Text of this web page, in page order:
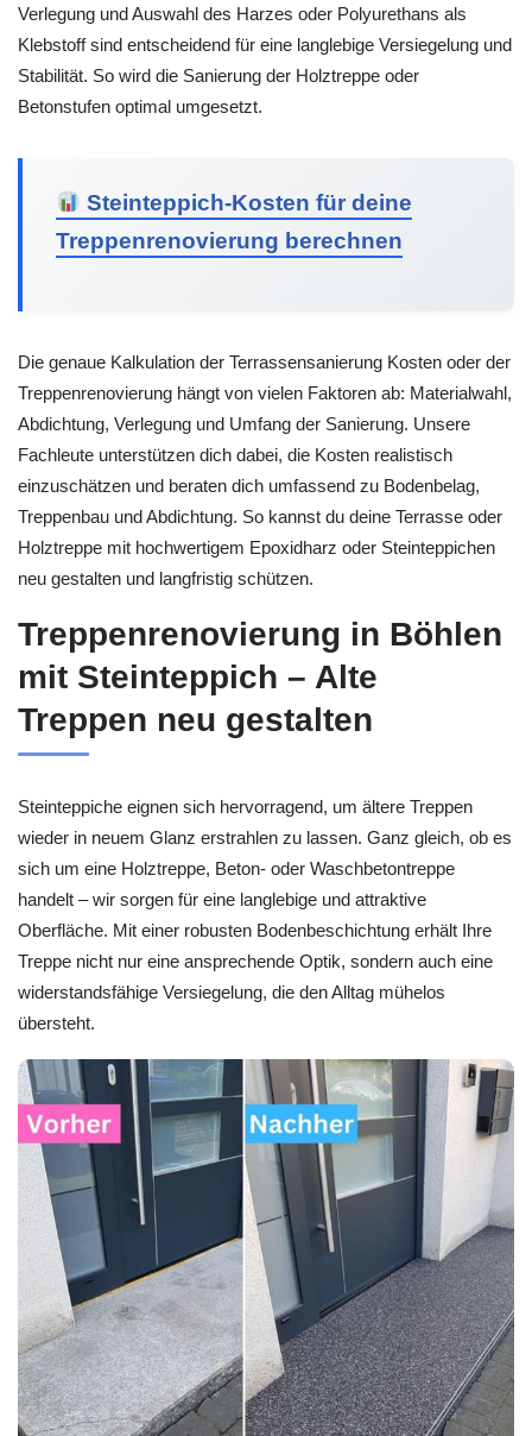
Verlegung und Auswahl des Harzes oder Polyurethans als
Klebstoff sind entscheidend für eine langlebige Versiegelung und
Stabilität. So wird die Sanierung der Holztreppe oder
Betonstufen optimal umgesetzt.
Steinteppich-Kosten für deine
Treppenrenovierung berechnen
Die genaue Kalkulation der Terrassensanierung Kosten oder der
Treppenrenovierung hängt von vielen Faktoren ab: Materialwahl,
Abdichtung, Verlegung und Umfang der Sanierung. Unsere
Fachleute unterstützen dich dabei, die Kosten realistisch
einzuschätzen und beraten dich umfassend zu Bodenbelag,
Treppenbau und Abdichtung. So kannst du deine Terrasse oder
Holztreppe mit hochwertigem Epoxidharz oder Steinteppichen
neu gestalten und langfristig schützen.
Treppenrenovierung in Böhlen
mit Steinteppich – Alte
Treppen neu gestalten
Steinteppiche eignen sich hervorragend, um ältere Treppen
wieder in neuem Glanz erstrahlen zu lassen. Ganz gleich, ob es
sich um eine Holztreppe, Beton- oder Waschbetontreppe
handelt – wir sorgen für eine langlebige und attraktive
Oberfläche. Mit einer robusten Bodenbeschichtung erhält Ihre
Treppe nicht nur eine ansprechende Optik, sondern auch eine
widerstandsfähige Versiegelung, die den Alltag mühelos
übersteht.